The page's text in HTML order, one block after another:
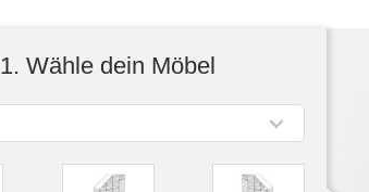
1. Wähle dein Möbel